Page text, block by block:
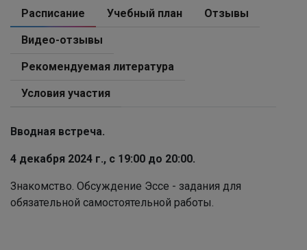
Расписание Учебный план Отзывы
Видео-отзывы
Рекомендуемая литература
Условия участия
Вводная встреча.
4 декабря 2024 г., с 19:00 до 20:00.
Знакомство. Обсуждение Эссе - задания для
обязательной самостоятельной работы.